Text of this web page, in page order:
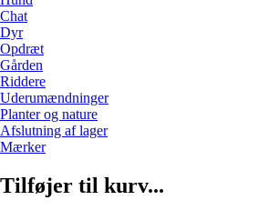
Chat
Dyr
Opdræt
Gården
Riddere
Uderumændninger
Planter og nature
Afslutning af lager
Mærker
Tilføjer til kurv...